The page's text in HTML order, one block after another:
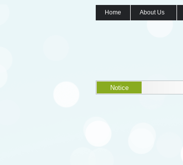
Home About Us
Notice